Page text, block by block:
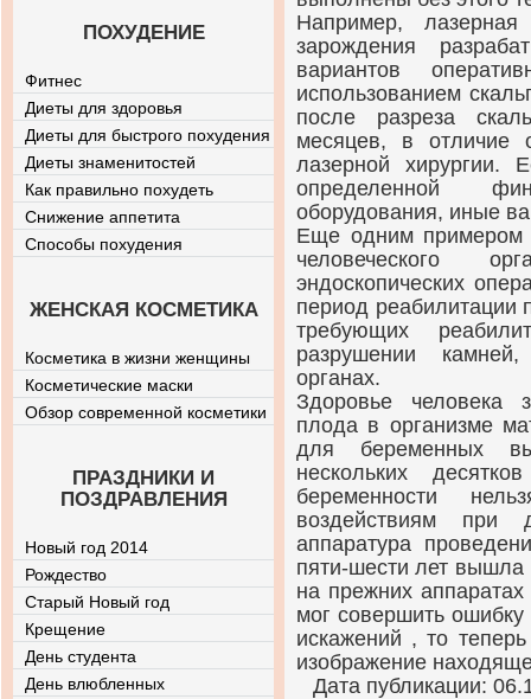
Например,
зарождения
вариантов
использованием
после разреза
месяцев, в отличие
лазерной хирургии.
определенной
оборудования, иные
Еще одним примером
человеческого
эндоскопических
период реабилитации
требующих
разрушении
органах.
Здоровье человека
плода в организме
для беременных
нескольких
беременности
воздействиям при
аппаратура
пяти-шести лет вышла
на прежних
мог совершить ошибку
искажений , то
изображение
Дата публикации:
ПОХУДЕНИЕ
Фитнес
Диеты для здоровья
Диеты для быстрого похудения
Диеты знаменитостей
Как правильно похудеть
Снижение аппетита
Способы похудения
ЖЕНСКАЯ КОСМЕТИКА
Косметика в жизни женщины
Косметические маски
Обзор современной косметики
ПРАЗДНИКИ И
ПОЗДРАВЛЕНИЯ
Новый год 2014
Рождество
Старый Новый год
Крещение
День студента
День влюбленных